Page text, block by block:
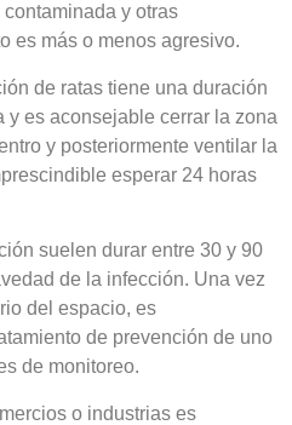
y otras
es más o menos agresivo.
de ratas tiene una duración
y es aconsejable cerrar la zona
y posteriormente ventilar la
esperar 24 horas
suelen durar entre 30 y 90
de la infección. Una vez
del espacio, es
de prevención de uno
de monitoreo.
o industrias es